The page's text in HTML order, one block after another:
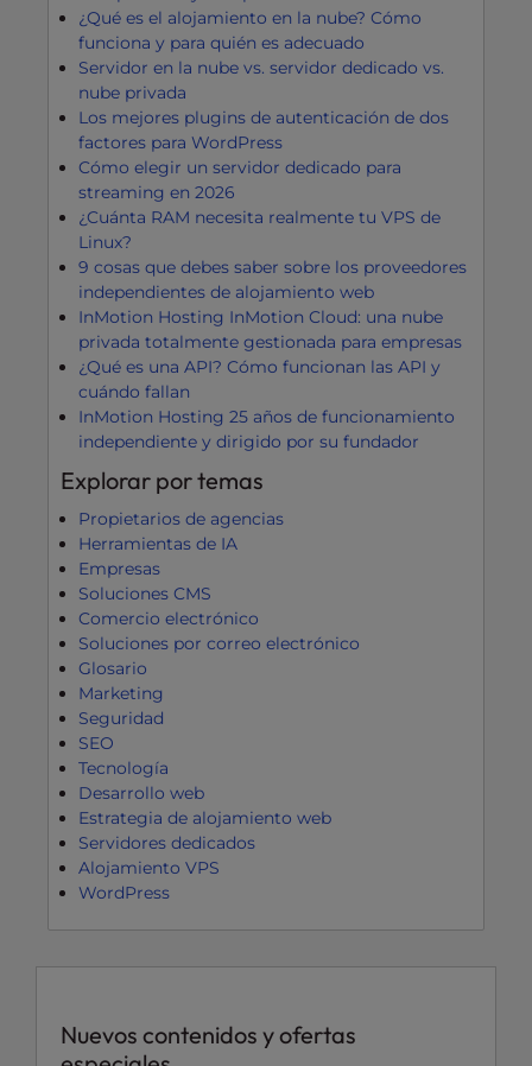
¿Qué es el alojamiento en la nube? Cómo
funciona y para quién es adecuado
Servidor en la nube vs. servidor dedicado vs.
nube privada
Los mejores plugins de autenticación de dos
factores para WordPress
Cómo elegir un servidor dedicado para
streaming en 2026
¿Cuánta RAM necesita realmente tu VPS de
Linux?
9 cosas que debes saber sobre los proveedores
independientes de alojamiento web
InMotion Hosting InMotion Cloud: una nube
privada totalmente gestionada para empresas
¿Qué es una API? Cómo funcionan las API y
cuándo fallan
InMotion Hosting 25 años de funcionamiento
independiente y dirigido por su fundador
Explorar por temas
Propietarios de agencias
Herramientas de IA
Empresas
Soluciones CMS
Comercio electrónico
Soluciones por correo electrónico
Glosario
Marketing
Seguridad
SEO
Tecnología
Desarrollo web
Estrategia de alojamiento web
Servidores dedicados
Alojamiento VPS
WordPress
Nuevos contenidos y ofertas